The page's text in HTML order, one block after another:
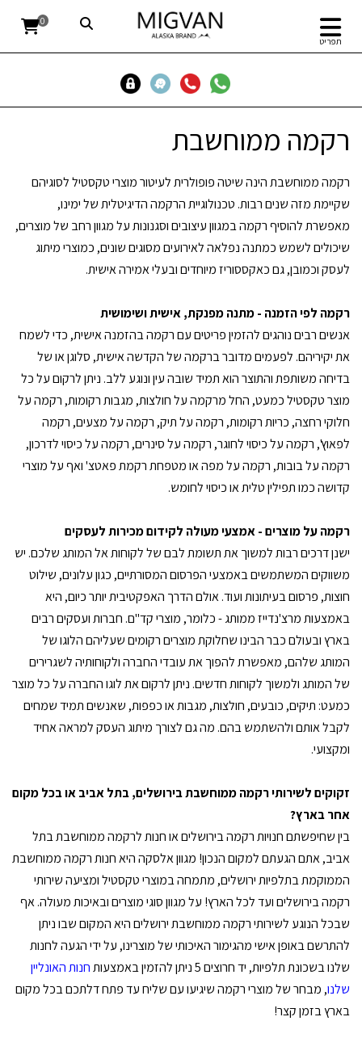
תפריט
0
רקמה ממוחשבת
רקמה ממוחשבת הינה שיטה פופולרית לעיטור מוצרי טקסטיל לסוגיהם
שקיימת מזה שנים רבות. טכנולוגיית הרקמה הדיגיטלית של ימינו,
מאפשרת להוסיף רקמה במגוון עיצובים וסגנונות על מגוון רחב של מוצרים,
שיכולים לשמש כמתנה נפלאה לאירועים מסוגים שונים, כמוצרי מיתוג
לעסק וכמובן, גם כאקססוריז מיוחדים ובעלי אמירה אישית.
רקמה לפי הזמנה - מתנה מפנקת, אישית ושימושית
אנשים רבים נוהגים להזמין פריטים עם רקמה בהזמנה אישית, כדי לשמח
את יקיריהם. לפעמים מדובר ברקמה של הקדשה אישית, סלוגן או של
בדיחה משותפת והתוצר הוא תמיד שובה עין ונוגע ללב. ניתן לרקום על כל
מוצר טקסטיל כמעט, החל מרקמה על חולצות, מגבות רקומות, רקמה על
חלוקי רחצה, כריות רקומות, רקמה על תיק, רקמה על מצעים, רקמה
לפאוץ', רקמה על כיסוי לחוגר, רקמה על סינרים, רקמה על כיסוי לדרכון,
רקמה על בובות, רקמה על מפה או מטפחת רקמת פאטצ' ואף על מוצרי
קדושה כמו תפילין טלית או כיסוי לחומש.
רקמה על מוצרים - אמצעי מעולה לקידום מכירות לעסקים
ישנן דרכים רבות למשוך את תשומת לבם של לקוחות אל המותג שלכם. יש
משווקים המשתמשים באמצעי הפרסום המסורתיים, כגון עלונים, שילוט
חוצות, פרסום בעיתונות ועוד. אולם הדרך האפקטיבית יותר כיום, היא
באמצעות מרצ'נדייז ממותג - כלומר, מוצרי קד"ם. חברות ועסקים רבים
בארץ ובעולם כבר הבינו שחלוקת מוצרים רקומים שעליהם הלוגו של
המותג שלהם, מאפשרת להפוך את עובדי החברה ולקוחותיה לשגרירים
של המותג ולמשוך לקוחות חדשים. ניתן לרקום את לוגו החברה על כל מוצר
כמעט: תיקים, כובעים, חולצות, מגבות או כפפות, שאנשים תמיד שמחים
לקבל אותם ולהשתמש בהם. מה גם לצורך מיתוג העסק למראה אחיד
ומקצועי.
זקוקים לשירותי רקמה ממוחשבת בירושלים, בתל אביב או בכל מקום
אחר בארץ?
בין שחיפשתם חנויות רקמה בירושלים או חנות לרקמה ממוחשבת בתל
אביב, אתם הגעתם למקום הנכון! מגוון אלסקה היא חנות רקמה ממוחשבת
הממוקמת בתלפיות ירושלים, מתמחה במוצרי טקסטיל ומציעה שירותי
רקמה בירושלים ועד לכל הארץ! על מגוון סוגי מוצרים ובאיכות מעולה. אף
שבכל הנוגע לשירותי רקמה ממוחשבת ירושלים היא המקום שבו ניתן
להתרשם באופן אישי מהגימור האיכותי של מוצרינו, על ידי הגעה לחנות
שלנו בשכונת תלפיות, יד חרוצים 5 ניתן להזמין באמצעות
חנות האונליין
שלנו, מבחר של מוצרי רקמה שיגיעו עם שליח עד פתח דלתכם בכל מקום
בארץ בזמן קצר!